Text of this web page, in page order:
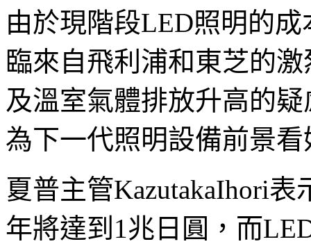
由於現階段LED照明的
臨來自飛利浦和東芝的
及溫室氣體排放升高的
為下一代照明設備前景看
夏普主管KazutakaIhori
年將達到1兆日圓，而